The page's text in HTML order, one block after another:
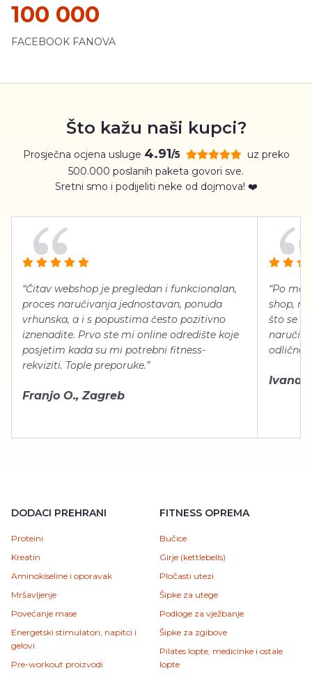
100 000
FACEBOOK FANOVA
Što kažu naši kupci?
Prosječna ocjena usluge 4.91/5
uz preko
500.000 poslanih paketa govori sve.
Sretni smo i podijeliti neke od dojmova! ❤️
“Čitav webshop je pregledan i funkcionalan,
proces naručivanja jednostavan, ponuda
vrhunska, a i s popustima često pozitivno
iznenadite. Prvo ste mi online odredište koje
posjetim kada su mi potrebni fitness-
rekviziti. Tople preporuke.”
Franjo O., Zagreb
“Po
shop,
što se
naručiti,
odlično
Ivana
DODACI PREHRANI
Proteini
Kreatin
Aminokiseline i oporavak
Mršavljenje
Povećanje mase
Energetski stimulatori, napitci i
gelovi
Pre-workout proizvodi
FITNESS OPREMA
Bučice
Girje (kettlebells)
Pločasti utezi
Šipke za utege
Podloge za vježbanje
Šipke za zgibove
Pilates lopte, medicinke i ostale
lopte